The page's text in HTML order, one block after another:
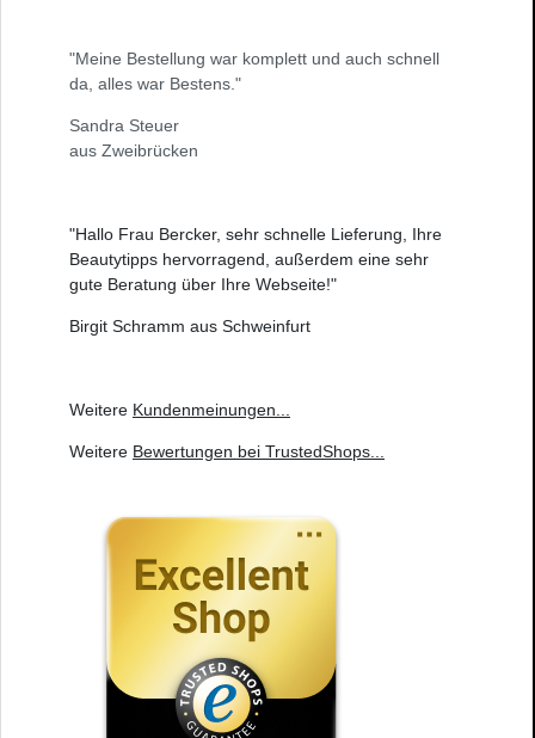
"Meine Bestellung war komplett und auch schnell
da, alles war Bestens."
Sandra Steuer
aus Zweibrücken
"Hallo Frau Bercker, sehr schnelle Lieferung, Ihre
Beautytipps hervorragend, außerdem eine sehr
gute Beratung über Ihre Webseite!"
Birgit Schramm aus Schweinfurt
Weitere Kundenmeinungen
Weitere Bewertungen bei TrustedShops